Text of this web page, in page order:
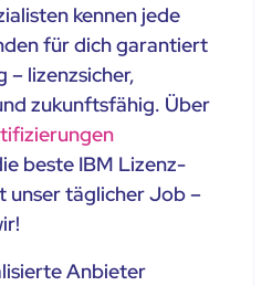
kennen jede
für dich garantiert
– lizenzsicher,
zukunftsfähig. Über
beste IBM Lizenz-
unser täglicher Job –
Anbieter